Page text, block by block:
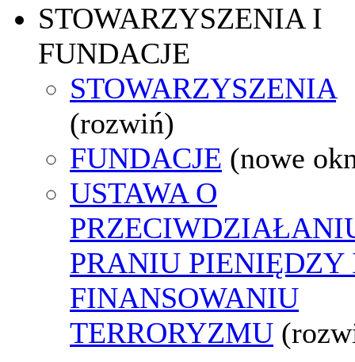
STOWARZYSZENIA I
FUNDACJE
STOWARZYSZENIA
(rozwiń)
FUNDACJE (nowe
USTAWA O
PRANIU PIENIĘDZY
FINANSOWANIU
TERRORYZMU